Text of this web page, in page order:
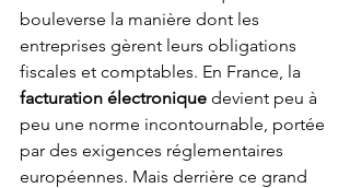
bouleverse la manière dont les
entreprises gèrent leurs obligations
fiscales et comptables. En France, la
facturation électronique devient peu à
peu une norme incontournable, portée
par des exigences réglementaires
européennes. Mais derrière ce grand